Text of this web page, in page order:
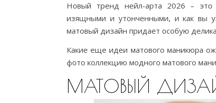
Новый тренд нейл-арта 2026 – это
изящными и утонченными, и как вы
матовый дизайн придает особую
Какие еще идеи матового маникюра
фото коллекцию модного матового
МАТОВЫЙ